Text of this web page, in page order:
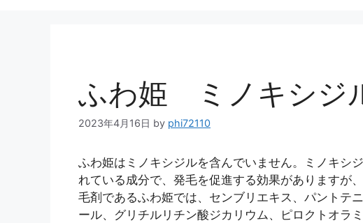
ふわ姫 ミノキシジ
2023年4月16日 by phi72110
ふわ姫はミノキシジルを含んでいません。ミノキシ
れている成分で、発毛を促進する効果がありますが
毛剤であるふわ姫では、センブリエキス、パントテ
ール、グリチルリチン酸ジカリウム、ピロクトオラ